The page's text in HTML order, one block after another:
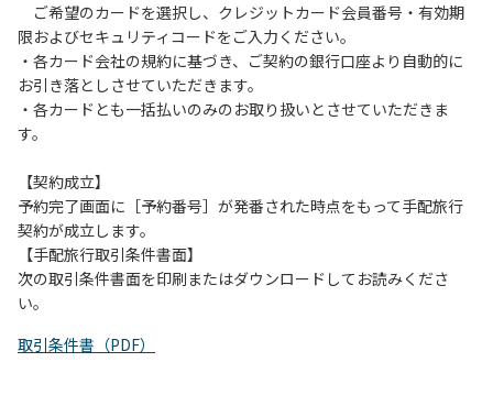
ご希望のカードを選択し、クレジットカード会員番号・有効期
限およびセキュリティコードをご入力ください。
・各カード会社の規約に基づき、ご契約の銀行口座より自動的に
お引き落としさせていただきます。
・各カードとも一括払いのみのお取り扱いとさせていただきま
す。
【契約成立】
予約完了画面に［予約番号］が発番された時点をもって手配旅行
契約が成立します。
【手配旅行取引条件書面】
次の取引条件書面を印刷またはダウンロードしてお読みくださ
い。
取引条件書（PDF）